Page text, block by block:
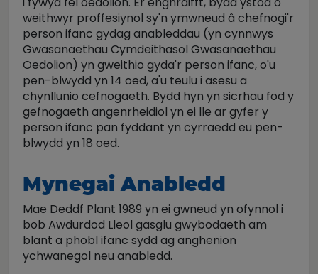
weithwyr proffesiynol sy'n ymwneud â chefnogi'r
person ifanc gydag anableddau (yn cynnwys
Gwasanaethau Cymdeithasol Gwasanaethau
Oedolion) yn gweithio gyda'r person ifanc, o'u
pen-blwydd yn 14 oed, a'u teulu i asesu a
chynllunio cefnogaeth. Bydd hyn yn sicrhau fod y
gefnogaeth angenrheidiol yn ei lle ar gyfer y
person ifanc pan fyddant yn cyrraedd eu pen-
blwydd yn 18 oed.
Mynegai Anabledd
Mae Deddf Plant 1989 yn ei gwneud yn ofynnol i
bob Awdurdod Lleol gasglu gwybodaeth am
blant a phobl ifanc sydd ag anghenion
ychwanegol neu anabledd.